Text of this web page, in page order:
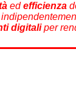
edefficienza
digitaliper